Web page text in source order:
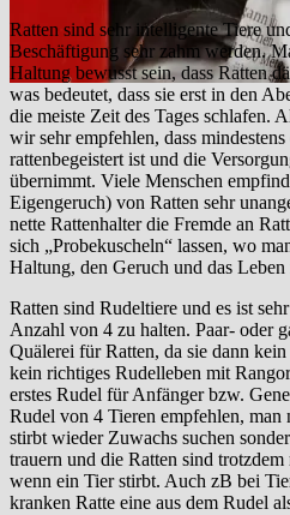
Ratten sind sehr intelligente Tiere
Beschäftigung sehr zahm werden.
Haltung bewusst sein, dass Ratten
was bedeutet, dass sie erst in den
die meiste Zeit des Tages schlafen.
wir sehr empfehlen, dass
rattenbegeistert ist und die
übernimmt. Viele Menschen
Eigengeruch) von Ratten sehr
nette Rattenhalter die Fremde an
sich „Probekuscheln“ lassen, wo
Haltung, den Geruch und das
Ratten sind Rudeltiere und es ist
Anzahl von 4 zu halten. Paar- oder
Quälerei für Ratten, da sie dann
kein richtiges Rudelleben mit
erstes Rudel für Anfänger bzw.
Rudel von 4 Tieren empfehlen,
stirbt wieder Zuwachs suchen
trauern und die Ratten sind
wenn ein Tier stirbt. Auch zB bei
kranken Ratte eine aus dem Rudel